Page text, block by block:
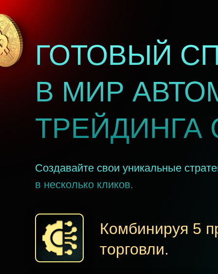
ГОТОВЫЙ
В МИР
ТРЕЙДИНГА
Создавайте свои уникальные
в несколько кликов.
Комбинируя 5
торговли.